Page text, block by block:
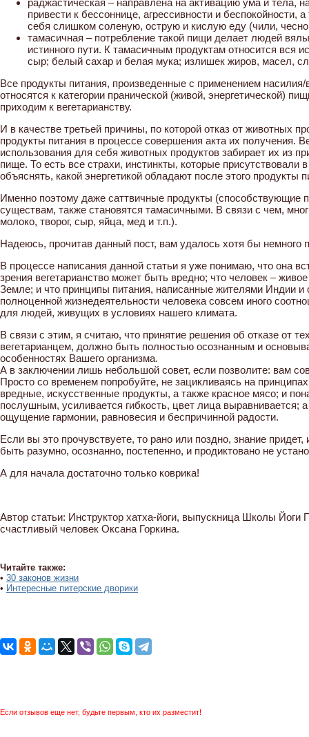
раджастическая – направлена на активацию ума и
привести к бессоннице, агрессивности и
себя слишком соленую, острую и кислую еду (чили,
тамасичная – потребление такой пищи делает людей
истинного пути. К тамасичным продуктам относится вся
сыр; белый сахар и белая мука; излишек жиров, масел,
Все продукты питания, произведенные с применением
относятся к категории пранической (живой, энергетической)
приходим к вегетарианству.
И в качестве третьей причины, по которой отказ от животных
продукты питания в процессе совершения акта их получения.
использования для себя животных продуктов забирает их из
пище. То есть все страхи, инстинкты, которые
объяснять, какой энергетикой обладают после этого продукты
Именно поэтому даже саттвичные продукты (способствующие
существам, также становятся тамасичными. В связи с чем,
молоко, творог, сыр, яйца, мед и т.п.).
Надеюсь, прочитав данный пост, вам удалось хотя бы немного
В процессе написания данной статьи я уже понимаю, что она
зрения вегетарианство может быть вредно; что человек –
Земле; и что принципы питания, написанные жителями Индии
полноценной жизнедеятельности человека совсем иного
для людей, живущих в условиях нашего климата.
В связи с этим, я считаю, что принятие решения об отказе от
вегетарианцем, должно быть полностью осознанным и
особенностях Вашего организма.
А в заключении лишь небольшой совет, если позволите: вам
Просто со временем попробуйте, не зацикливаясь на
вредные, искусственные продукты, а также красное мясо; и
послушным, усиливается гибкость, цвет лица выравнивается;
ощущение гармонии, равновесия и беспричинной радости.
Если вы это прочувствуете, то рано или поздно, знание
быть разумно, осознанно, постепенно, и продиктовано не
А для начала достаточно только коврика!
Автор статьи: Инструктор хатха-йоги, выпускница Школы Йоги
счастливый человек Оксана Горкина.
Читайте также:
• 30 законов жизни
• Интересные питерские дворики
Если отзывов еще нет, будьте первым, кто их разместит!